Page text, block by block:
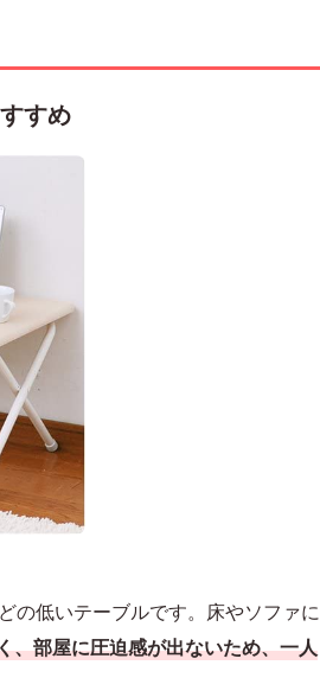
すめ
の低いテーブルです。床やソファに
、部屋に圧迫感が出ないため、一人